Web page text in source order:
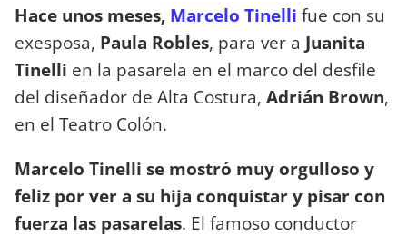
Hace unos meses, Marcelo Tinelli fue con su
exesposa, Paula Robles, para ver a Juanita
Tinelli en la pasarela en el marco del desfile
del diseñador de Alta Costura, Adrián Brown,
en el Teatro Colón.
Marcelo Tinelli se mostró muy orgulloso y
feliz por ver a su hija conquistar y pisar con
fuerza las pasarelas. El famoso conductor